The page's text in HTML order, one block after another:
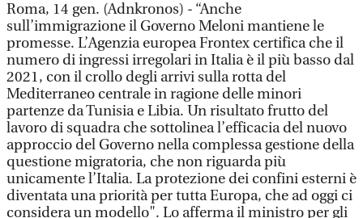
Roma, 14 gen. (Adnkronos) - “Anche
sull’immigrazione il Governo Meloni mantiene le
promesse. L’Agenzia europea Frontex certifica che il
numero di ingressi irregolari in Italia è il più basso dal
2021, con il crollo degli arrivi sulla rotta del
Mediterraneo centrale in ragione delle minori
partenze da Tunisia e Libia. Un risultato frutto del
lavoro di squadra che sottolinea l’efficacia del nuovo
approccio del Governo nella complessa gestione della
questione migratoria, che non riguarda più
unicamente l’Italia. La protezione dei confini esterni è
diventata una priorità per tutta Europa, che ad oggi ci
considera un modello". Lo afferma il ministro per gli